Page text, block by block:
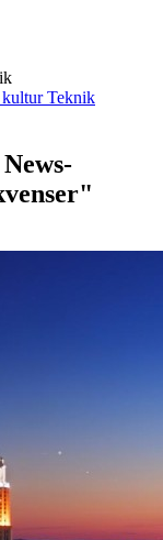
Teknik